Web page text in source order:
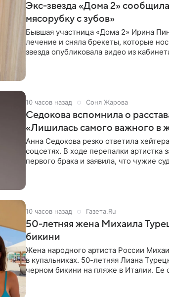
Экс-звезда «Дома 2»
мясорубку с зубов»
Бывшая участница «Дома 2» Ирина
лечение и сняла брекеты, которые
звезда опубликовала видео из
10 часов назад Соня Жарова
Седокова вспомнила о
«Лишилась самого важного в
Анна Седокова резко ответила
соцсетях. В ходе перепалки артистка
первого брака и заявила, что чужие
10 часов назад Газета.Ru
50-летняя жена Михаила
бикини
Жена народного артиста России
в купальниках. 50-летняя Лиана
черном бикини на пляже в Италии. Ее